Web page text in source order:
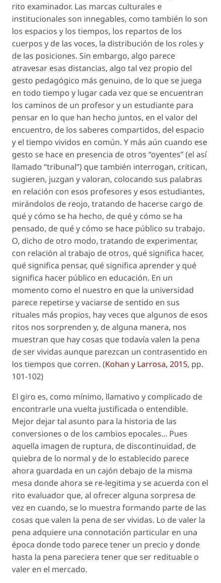
rito examinador. Las marcas culturales e
institucionales son innegables, como también lo son
los espacios y los tiempos, los repartos de los
cuerpos y de las voces, la distribución de los roles y
de las posiciones. Sin embargo, algo parece
atravesar esas distancias, algo tal vez propio del
gesto pedagógico más genuino, de lo que se juega
en todo tiempo y lugar cada vez que se encuentran
los caminos de un profesor y un estudiante para
pensar en lo que han hecho juntos, en el valor del
encuentro, de los saberes compartidos, del espacio
y el tiempo vividos en común. Y más aún cuando ese
gesto se hace en presencia de otros “oyentes” (el así
llamado “tribunal”) que también interrogan, critican,
sugieren, juzgan y valoran, colocando sus palabras
en relación con esos profesores y esos estudiantes,
mirándolos de reojo, tratando de hacerse cargo de
qué y cómo se ha hecho, de qué y cómo se ha
pensado, de qué y cómo se hace público su trabajo.
O, dicho de otro modo, tratando de experimentar,
con relación al trabajo de otros, qué significa hacer,
qué significa pensar, qué significa aprender y qué
significa hacer público en educación. En un
momento como el nuestro en que la universidad
parece repetirse y vaciarse de sentido en sus
rituales más propios, hay veces que algunos de esos
ritos nos sorprenden y, de alguna manera, nos
muestran que hay cosas que todavía valen la pena
de ser vividas aunque parezcan un contrasentido en
los tiempos que corren. (Kohan y Larrosa, 2015, pp.
101-102)
El giro es, como mínimo, llamativo y complicado de
encontrarle una vuelta justificada o entendible.
Mejor dejar tal asunto para la historia de las
conversiones o de los cambios epocales... Pues
aquella imagen de ruptura, de discontinuidad, de
quiebra de lo normal y de lo establecido parece
ahora guardada en un cajón debajo de la misma
mesa donde ahora se re-legitima y se acuerda con el
rito evaluador que, al ofrecer alguna sorpresa de
vez en cuando, se lo muestra formando parte de las
cosas quevalen la pena de ser vividas. Lo devaler la
pena adquiere una connotación particular en una
época donde todo parece tener un precio y donde
hasta la pena pareciera tener que ser redituable o
valer en el mercado.